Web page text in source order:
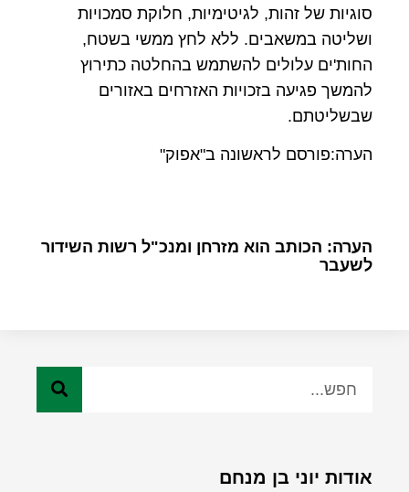
סוגיות של זהות, לגיטימיות, חלוקת סמכויות
ושליטה במשאבים. ללא לחץ ממשי בשטח,
החות'ים עלולים להשתמש בהחלטה כתירוץ
להמשך פגיעה בזכויות האזרחים באזורים
שבשליטתם.
הערה:פורסם לראשונה ב"אפוק"
הערה: הכותב הוא מזרחן ומנכ"ל רשות השידור
לשעבר
אודות יוני בן מנחם